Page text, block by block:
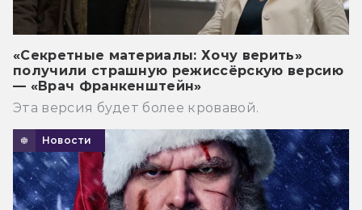
«Секретные материалы: Хочу верить»
получили страшную режиссёрскую версию
— «Врач Франкенштейн»
Эта версия будет более кровавой.
Новости